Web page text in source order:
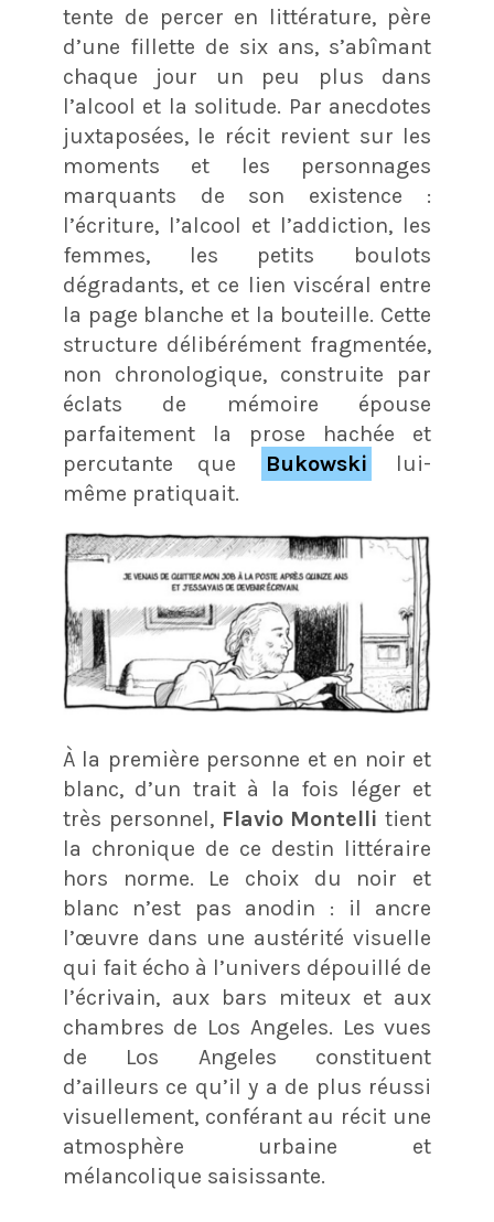
tente de percer en littérature, père
d’une fillette de six ans, s’abîmant
chaque jour un peu plus dans
l’alcool et la solitude. Par anecdotes
juxtaposées, le récit revient sur les
moments et les personnages
marquants de son existence :
l’écriture, l’alcool et l’addiction, les
femmes, les petits boulots
dégradants, et ce lien viscéral entre
la page blanche et la bouteille. Cette
structure délibérément fragmentée,
non chronologique, construite par
éclats de mémoire épouse
parfaitement la prose hachée et
percutante que
Bukowski
lui-
même pratiquait.
À la première personne et en noir et
blanc, d’un trait à la fois léger et
très personnel, Flavio Montelli tient
la chronique de ce destin littéraire
hors norme. Le choix du noir et
blanc n’est pas anodin : il ancre
l’œuvre dans une austérité visuelle
qui fait écho à l’univers dépouillé de
l’écrivain, aux bars miteux et aux
chambres de Los Angeles. Les vues
de Los Angeles constituent
d’ailleurs ce qu’il y a de plus réussi
visuellement, conférant au récit une
atmosphère urbaine et
mélancolique saisissante.